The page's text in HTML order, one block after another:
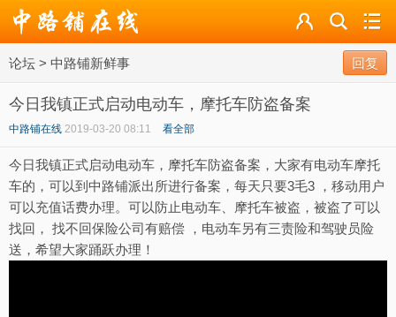
论坛 > 中路铺新鲜事 回复
今日我镇正式启动电动车，摩托车防盗备案
中路铺在线 2019-03-20 08:11 看全部
今日我镇正式启动电动车，摩托车防盗备案，大家有电动车摩托
车的，可以到中路铺派出所进行备案，每天只要3毛3 ，移动用户
可以充值话费办理。可以防止电动车、摩托车被盗，被盗了可以
找回， 找不回保险公司有赔偿 ，电动车另有三责险和驾驶员险
送，希望大家踊跃办理！
标签
广播